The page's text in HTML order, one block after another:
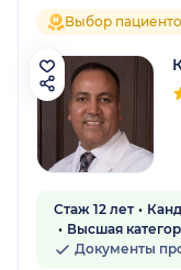
Выбор
Стаж 12 лет
Высшая
Документы